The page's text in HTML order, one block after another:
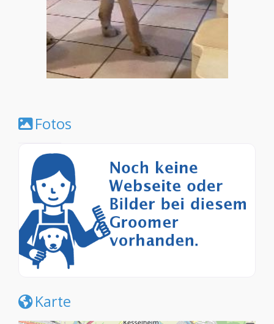
Fotos
Karte